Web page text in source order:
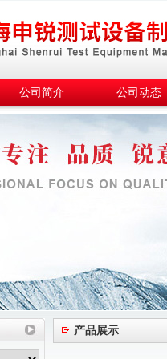
公司简介 公司动态
产品展示